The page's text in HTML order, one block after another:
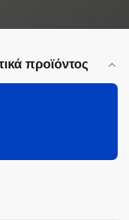
προϊόντος